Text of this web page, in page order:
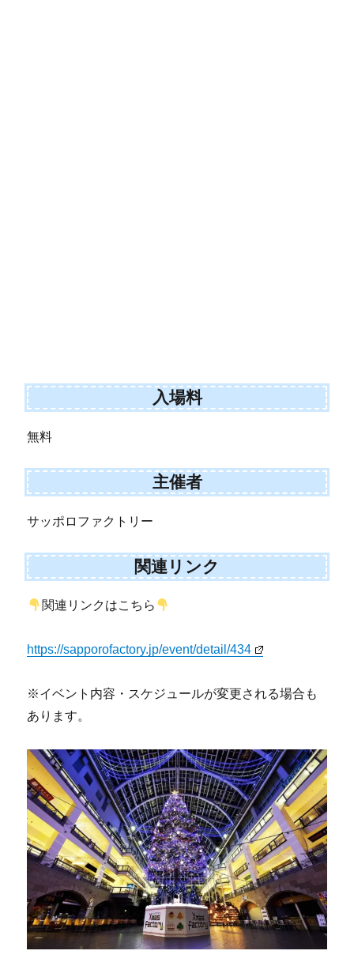
入場料
無料
主催者
サッポロファクトリー
関連リンク
関連リンクはこちら
https://sapporofactory.jp/event/detail/434
※イベント内容・スケジュールが変更される場合も
あります。